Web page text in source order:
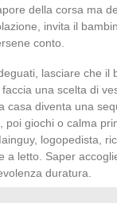
della corsa ma
invita il
conto.
lasciare che il
una scelta di
casa diventa una
giochi o calma
logopedista,
a letto. Saper
duratura.